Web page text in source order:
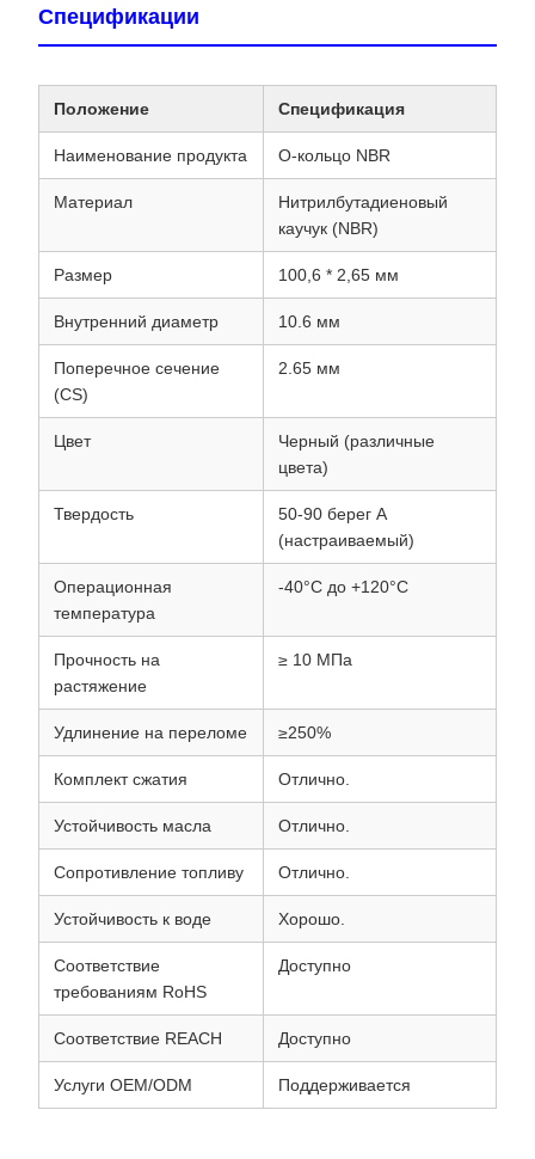
Спецификации
Положение Спецификация
Наименование продукта О-кольцо NBR
Материал
Нитрилбутадиеновый
каучук (NBR)
Размер 100,6 * 2,65 мм
Внутренний диаметр 10.6 мм
Поперечное сечение
(CS)
2.65 мм
Цвет
Черный (различные
цвета)
Твердость
50-90 берег А
(настраиваемый)
Операционная
температура
-40°C до +120°C
Прочность на
растяжение
≥ 10 МПа
Удлинение на переломе ≥250%
Комплект сжатия Отлично.
Устойчивость масла Отлично.
Сопротивление топливу Отлично.
Устойчивость к воде Хорошо.
Соответствие
требованиям RoHS
Доступно
Соответствие REACH Доступно
Услуги OEM/ODM Поддерживается